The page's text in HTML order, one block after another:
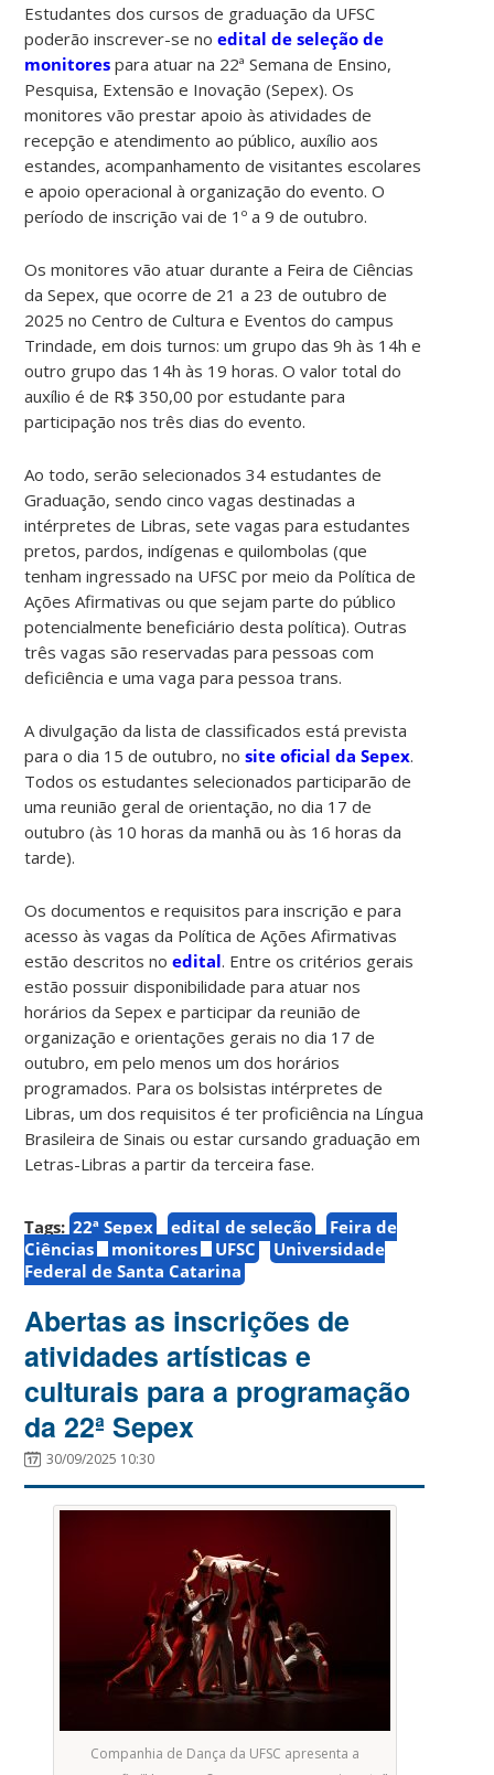
Estudantes dos cursos de graduação da UFSC
poderão inscrever-se noedital de seleção de
monitores para atuar na 22ª Semana de Ensino,
Pesquisa, Extensão e Inovação (Sepex). Os
monitores vão prestar apoio às atividades de
recepção e atendimento ao público, auxílio aos
estandes, acompanhamento de visitantes escolares
e apoio operacional à organização do evento. O
período de inscrição vai de 1º a 9 de outubro.
Os monitores vão atuar durante a Feira de Ciências
da Sepex, que ocorre de 21 a 23 de outubro de
2025 no Centro de Cultura e Eventos do campus
Trindade, em dois turnos: um grupo das 9h às 14h e
outro grupo das 14h às 19 horas. O valor total do
auxílio é de R$ 350,00 por estudante para
participação nos três dias do evento.
Ao todo, serão selecionados 34 estudantes de
Graduação, sendo cinco vagas destinadas a
intérpretes de Libras, sete vagas para estudantes
pretos, pardos, indígenas e quilombolas (que
tenham ingressado na UFSC por meio da Política de
Ações Afirmativas ou que sejam parte do público
potencialmente beneficiário desta política). Outras
três vagas são reservadas para pessoas com
deficiência e uma vaga para pessoa trans.
A divulgação da lista de classificados está prevista
para o dia 15 de outubro, no site oficial da Sepex.
Todos os estudantes selecionados participarão de
uma reunião geral de orientação, no dia 17 de
outubro (às 10 horas da manhã ou às 16 horas da
tarde).
Os documentos e requisitos para inscrição e para
acesso às vagas da Política de Ações Afirmativas
estão descritos noedital. Entre os critérios gerais
estão possuir disponibilidade para atuar nos
horários da Sepex e participar da reunião de
organização e orientações gerais no dia 17 de
outubro, em pelo menos um dos horários
programados. Para os bolsistas intérpretes de
Libras, um dos requisitos é ter proficiência na Língua
Brasileira de Sinais ou estar cursando graduação em
Letras-Libras a partir da terceira fase.
Tags: 22ª Sepex edital de seleção
Feira de
Ciências
monitores UFSC
Universidade
Federal de Santa Catarina
Abertas as inscrições de
atividades artísticas e
culturais para a programação
da 22ª Sepex
30/09/2025 10:30
Companhia de Dança da UFSC apresenta a